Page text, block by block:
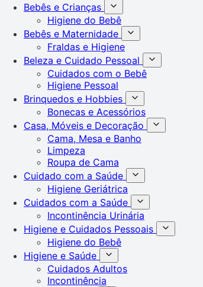
Bebês e Crianças
Higiene do Bebê
Bebês e Maternidade
Fraldas e Higiene
Beleza e Cuidado Pessoal
Cuidados com o Bebê
Higiene Pessoal
Brinquedos e Hobbies
Bonecas e Acessórios
Casa, Móveis e Decoração
Cama, Mesa e Banho
Limpeza
Roupa de Cama
Cuidado com a Saúde
Higiene Geriátrica
Cuidados com a Saúde
Incontinência Urinária
Higiene e Cuidados Pessoais
Higiene do Bebê
Higiene e Saúde
Cuidados Adultos
Incontinência